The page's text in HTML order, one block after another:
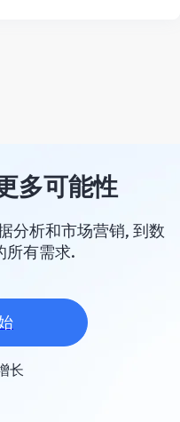
多可能性
分析和市场营销, 到数
所有需求.
长